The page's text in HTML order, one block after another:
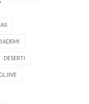
DESERTI